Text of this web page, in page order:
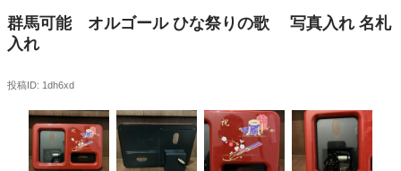
群馬可能 オルゴール ひな祭りの歌 写真入れ 名札
入れ
投稿ID: 1dh6xd